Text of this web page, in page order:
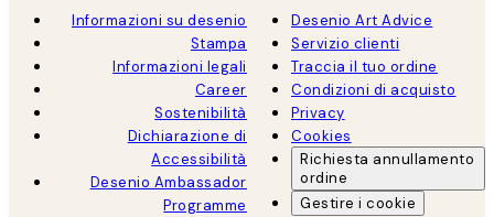
Informazioni su desenio
Stampa
Informazioni legali
Career
Sostenibilità
Dichiarazione di
Accessibilità
Desenio Ambassador
Programme
Desenio Art Advice
Servizio clienti
Traccia il tuo ordine
Condizioni di acquisto
Privacy
Cookies
Richiesta annullamento
ordine
Gestire i cookie